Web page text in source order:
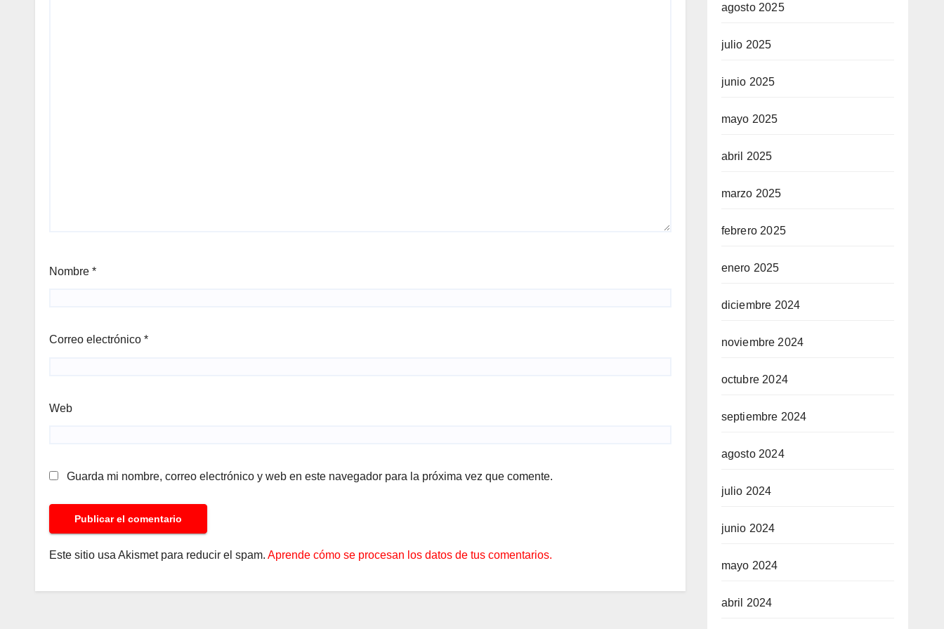
Nombre *
Correo electrónico *
Web
Guarda mi nombre, correo electrónico y web en este navegador para la próxima vez que comente.
Este sitio usa Akismet para reducir el spam. Aprende cómo se procesan los datos de tus comentarios.
agosto 2025
julio 2025
junio 2025
mayo 2025
abril 2025
marzo 2025
febrero 2025
enero 2025
diciembre 2024
noviembre 2024
octubre 2024
septiembre 2024
agosto 2024
julio 2024
junio 2024
mayo 2024
abril 2024